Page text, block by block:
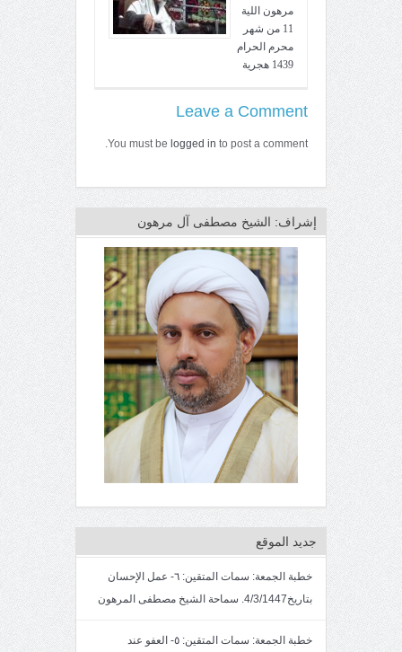
مرهون اللية
11 من شهر
محرم الحرام
1439 هجرية
Leave a Comment
You must be logged in to post a comment.
إشراف: الشيخ مصطفى آل مرهون
جديد الموقع
خطبة الجمعة: سمات المتقين: ٦- عمل الإحسان
بتاريخ4/3/1447. سماحة الشيخ مصطفى المرهون
خطبة الجمعة: سمات المتقين: ٥- العفو عند